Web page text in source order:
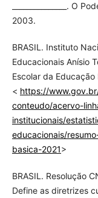
_______________. O
2003.
BRASIL. Instituto
Educacionais Anísio
Escolar da Educação
< https://
conteudo/acervo-
institucionais/
educacionais/
basica-2021>
BRASIL. Resolução
Define as diretrizes